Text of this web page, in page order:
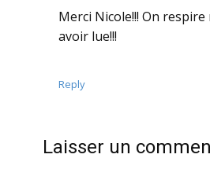
Merci Nicole!!! On
avoir lue!!!
Reply
Laisser un